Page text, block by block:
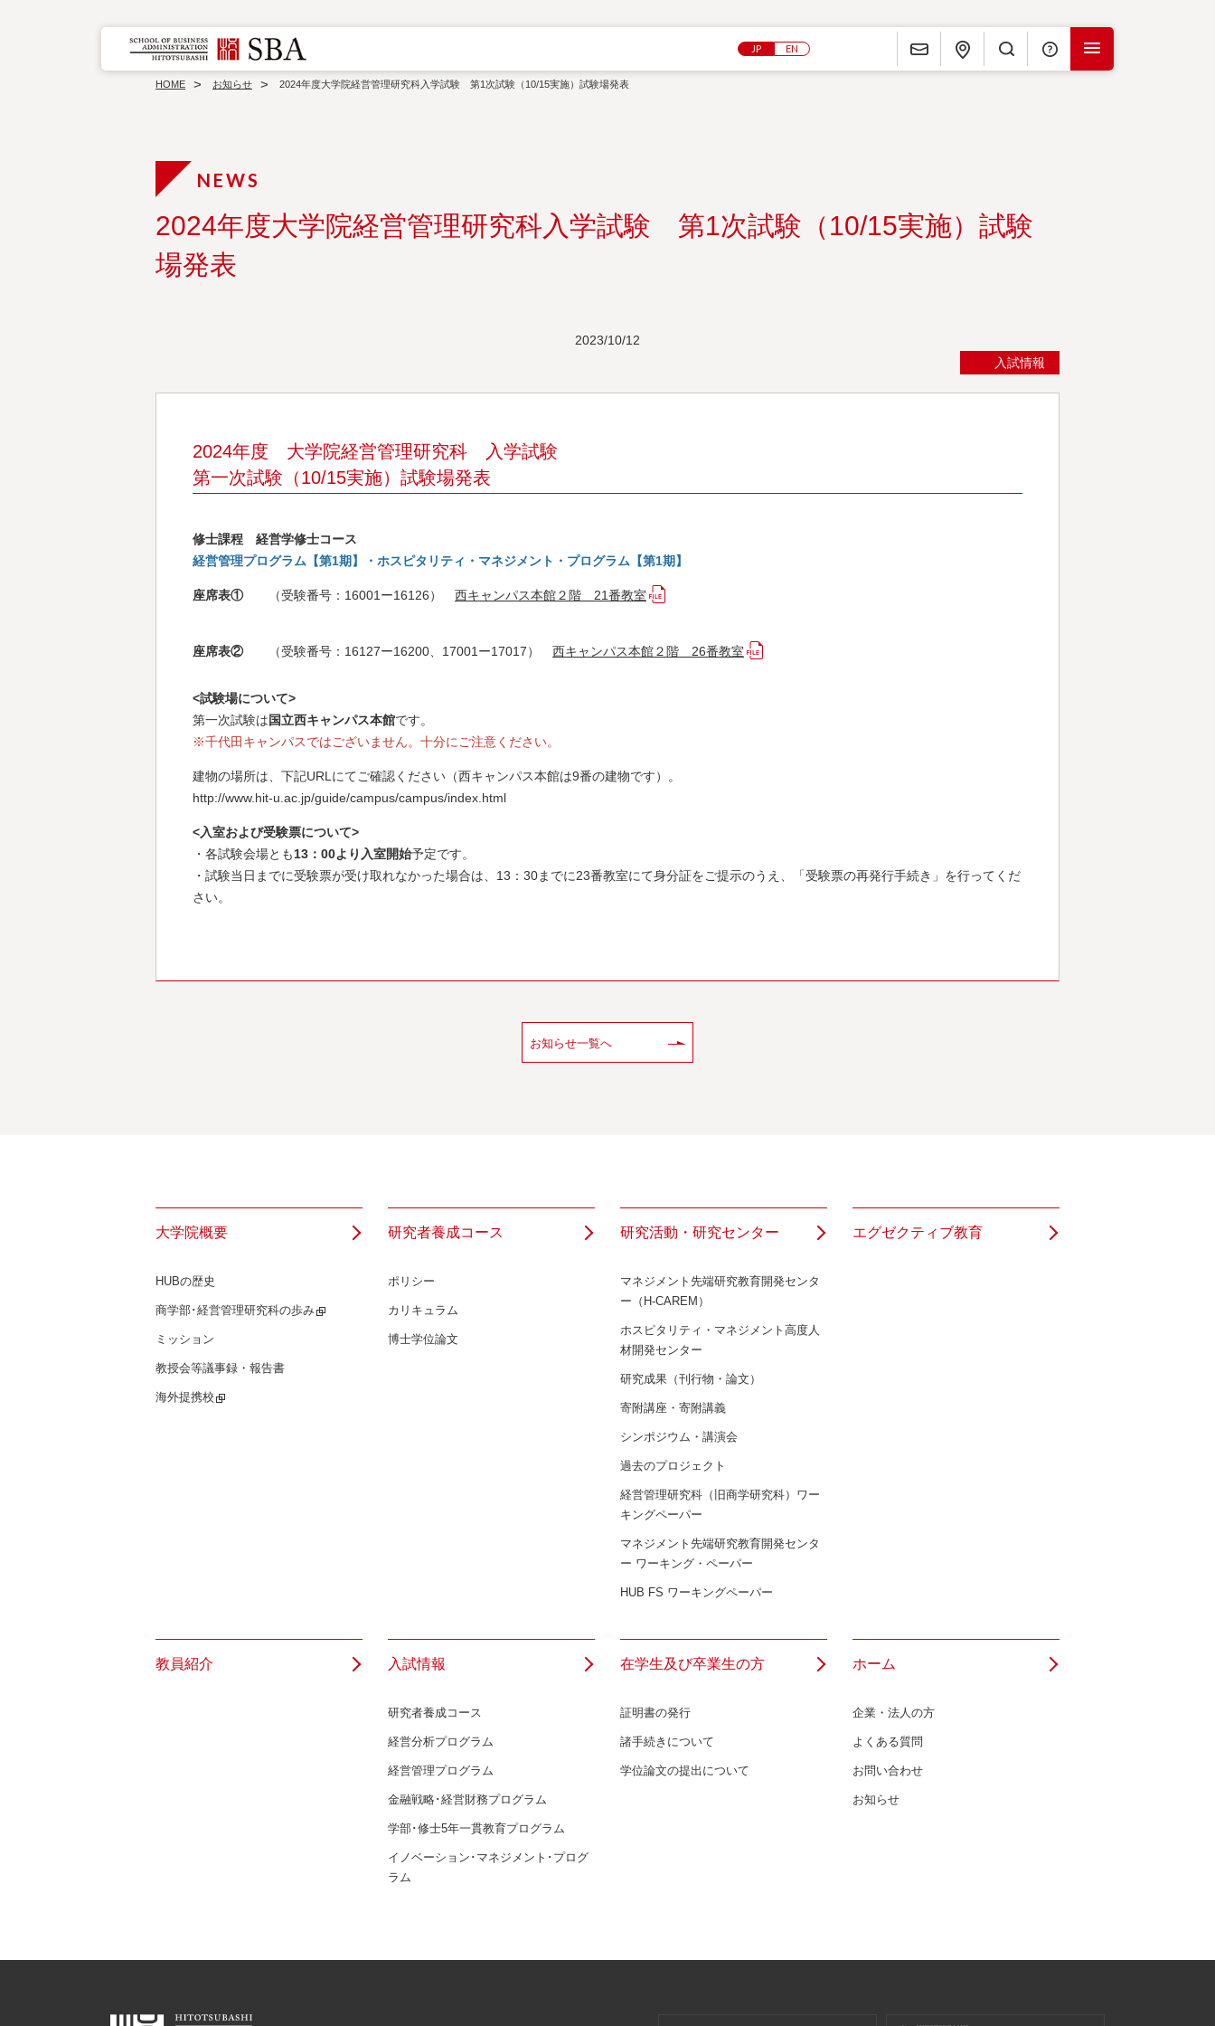
JP EN
お問い合わせ
HOME お知らせ 2024年度大学院経営管理研究科入学試験 第1次試験（10/15実施）試験場発表
2024年度大学院経営管理研究科入学試験 第1次試験（10/15実施）試験
場発表
2023/10/12
入試情報
2024年度 大学院経営管理研究科 入学試験
第一次試験（10/15実施）試験場発表
修士課程 経営学修士コース
経営管理プログラム【第1期】・ ホスピタリティ・マネジメント・プログラム【第1期】
座席表①（受験番号：16001ー16126） 西キャンパス本館２階 21番教室
座席表②（受験番号：16127ー16200、17001ー17017） 西キャンパス本館２階 26番教室
<試験場について>
第一次試験は国立西キャンパス本館です。
※千代田キャンパスではございません。十分にご注意ください。
建物の場所は、下記URLにてご確認ください（西キャンパス本館は9番の建物です）。
http://www.hit-u.ac.jp/guide/campus/campus/index.html
<入室および受験票について>
・各試験会場とも13：00より入室開始予定です。
・試験当日までに受験票が受け取れなかった場合は、13：30までに23番教室にて身分証をご提示のうえ、「受験票の再発行手続き」を行ってくだ
さい。
お知らせ一覧へ
大学院概要
HUBの歴史
商学部･経営管理研究科の歩み
ミッション
教授会等議事録・報告書
海外提携校
研究者養成コース
ポリシー
カリキュラム
博士学位論文
研究活動・研究センター
マネジメント先端研究教育開発センタ
ー（H-CAREM）
ホスピタリティ・マネジメント高度人
材開発センター
研究成果（刊行物・論文）
寄附講座・寄附講義
シンポジウム・講演会
過去のプロジェクト
経営管理研究科（旧商学研究科）ワー
キングペーパー
マネジメント先端研究教育開発センタ
ー ワーキング・ペーパー
HUB FS ワーキングペーパー
エグゼクティブ教育
教員紹介 入試情報
研究者養成コース
経営分析プログラム
経営管理プログラム
金融戦略･経営財務プログラム
学部･修士5年一貫教育プログラム
イノベーション･マネジメント･プログ
ラム
在学生及び卒業生の方
証明書の発行
諸手続きについて
学位論文の提出について
ホーム
企業・法人の方
よくある質問
お問い合わせ
お知らせ